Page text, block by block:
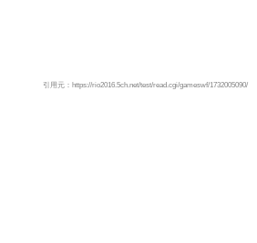
引用元：https://rio2016.5ch.net/test/read.cgi/gameswf/1732005090/